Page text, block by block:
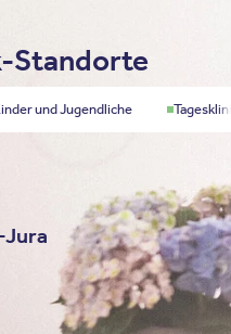
Standorte
und Jugendliche
Jura